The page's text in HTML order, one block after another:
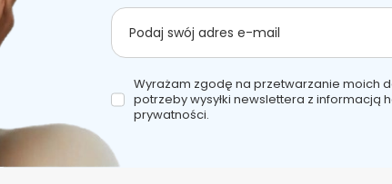
Podaj swój adres e-mail
Wyrażam zgodę na przetwarzanie moich
potrzeby wysyłki newslettera z informacją
prywatności.